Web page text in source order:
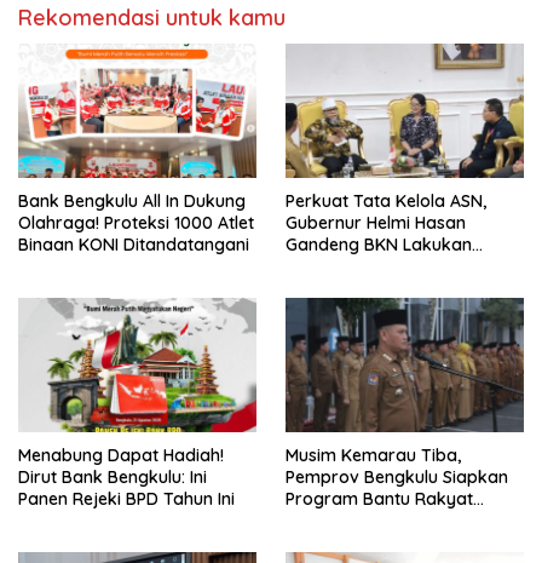
Rekomendasi untuk kamu
Bank Bengkulu All In Dukung
Olahraga! Proteksi 1000 Atlet
Binaan KONI Ditandatangani
Perkuat Tata Kelola ASN,
Gubernur Helmi Hasan
Gandeng BKN Lakukan
Menabung Dapat Hadiah!
Dirut Bank Bengkulu: Ini
Panen Rejeki BPD Tahun Ini
Musim Kemarau Tiba,
Pemprov Bengkulu Siapkan
Program Bantu Rakyat